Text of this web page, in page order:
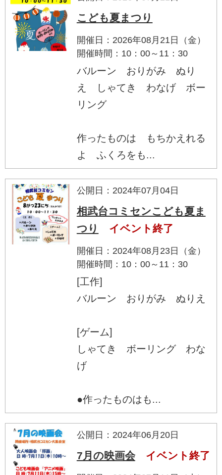
こども夏まつり
開催日：2026年08月21日（金）
開催時間：10：00～11：30
バルーン おりがみ ぬり
え しゃてき わなげ ボー
リング
作ったものは もちかえれる
よ ふくろをも...
公開日：2024年07月04日
相武台コミセンこども夏ま
つり
イベント終了
開催日：2024年08月23日（金）
開催時間：10：00～11：30
[工作]
バルーン おりがみ ぬりえ
[ゲーム]
しゃてき ボーリング わな
げ
●作ったものはも...
公開日：2024年06月20日
7月の映画会 イベント終了